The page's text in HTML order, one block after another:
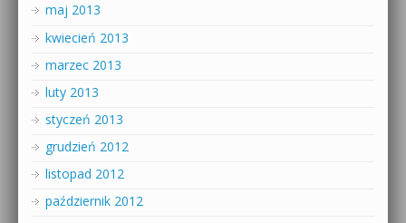
maj 2013
kwiecień 2013
marzec 2013
luty 2013
styczeń 2013
grudzień 2012
listopad 2012
październik 2012